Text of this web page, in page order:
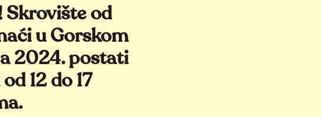
Skrovište od
u Gorskom
2024. postati
12 do 17